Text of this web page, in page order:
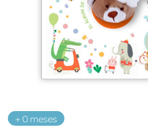
+ 0 meses